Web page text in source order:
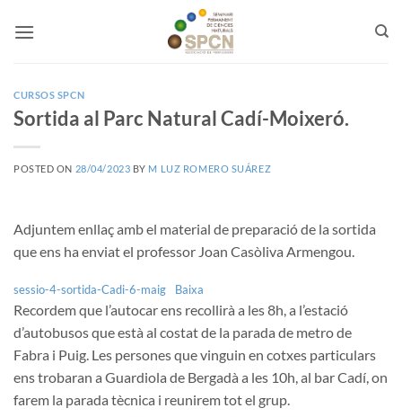
CURSOS SPCN
Sortida al Parc Natural Cadí-Moixeró.
POSTED ON 28/04/2023 BY M LUZ ROMERO SUÁREZ
Adjuntem enllaç amb el material de preparació de la sortida
que ens ha enviat el professor Joan Casòliva Armengou.
sessio-4-sortida-Cadi-6-maig Baixa
Recordem que l’autocar ens recollirà a les 8h, a l’estació
d’autobusos que està al costat de la parada de metro de
Fabra i Puig. Les persones que vinguin en cotxes particulars
ens trobaran a Guardiola de Bergadà a les 10h, al bar Cadí, on
farem la parada tècnica i reunirem tot el grup.